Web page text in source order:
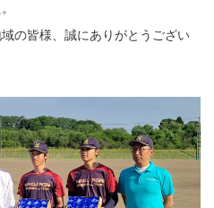
の皆様、誠にありがとうござい